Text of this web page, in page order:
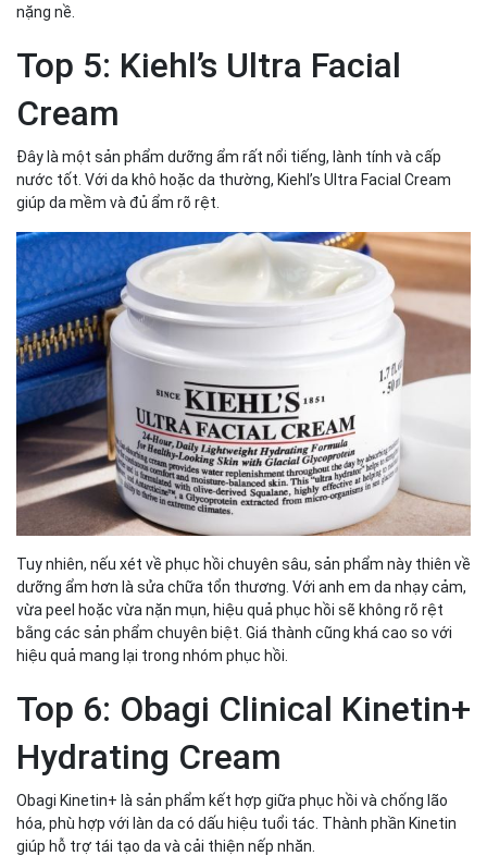
nặng nề.
Top 5: Kiehl’s Ultra Facial
Cream
Đây là một sản phẩm dưỡng ẩm rất nổi tiếng, lành tính và cấp
nước tốt. Với da khô hoặc da thường, Kiehl’s Ultra Facial Cream
giúp da mềm và đủ ẩm rõ rệt.
Tuy nhiên, nếu xét về phục hồi chuyên sâu, sản phẩm này thiên về
dưỡng ẩm hơn là sửa chữa tổn thương. Với anh em da nhạy cảm,
vừa peel hoặc vừa nặn mụn, hiệu quả phục hồi sẽ không rõ rệt
bằng các sản phẩm chuyên biệt. Giá thành cũng khá cao so với
hiệu quả mang lại trong nhóm phục hồi.
Top 6: Obagi Clinical Kinetin+
Hydrating Cream
Obagi Kinetin+ là sản phẩm kết hợp giữa phục hồi và chống lão
hóa, phù hợp với làn da có dấu hiệu tuổi tác. Thành phần Kinetin
giúp hỗ trợ tái tạo da và cải thiện nếp nhăn.